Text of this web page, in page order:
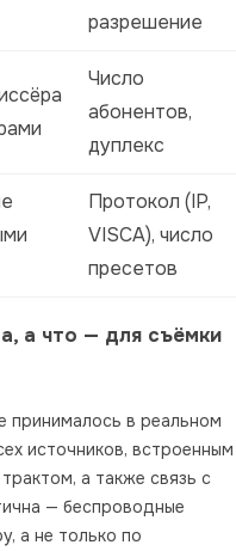
разрешение
Число
абонентов,
дуплекс
Протокол (IP,
VISCA), число
пресетов
а что — для съёмки
принималось в реальном
источников, встроенным
а также связь с
— беспроводные
а не только по